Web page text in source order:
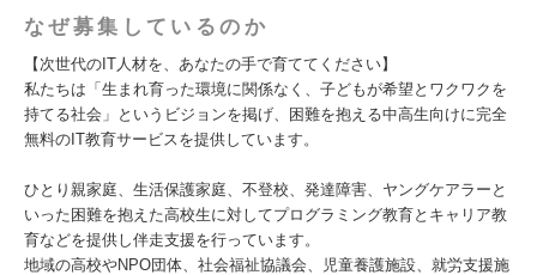
なぜ募集しているのか
【次世代のIT人材を、あなたの手で育ててください】
私たちは「生まれ育った環境に関係なく、子どもが希望とワクワクを
持てる社会」というビジョンを掲げ、困難を抱える中高生向けに完全
無料のIT教育サービスを提供しています。
ひとり親家庭、生活保護家庭、不登校、発達障害、ヤングケアラーと
いった困難を抱えた高校生に対してプログラミング教育とキャリア教
育などを提供し伴走支援を行っています。
地域の高校やNPO団体、社会福祉協議会、児童養護施設、就労支援施